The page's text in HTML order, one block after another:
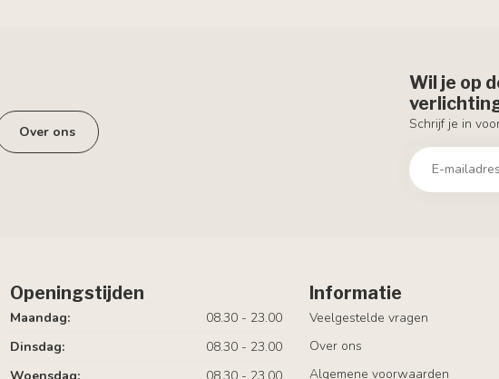
Over ons
Wil je op
Schrijf je in
Openingstijden
Maandag:
08.30 - 23.00
Dinsdag:
08.30 - 23.00
Informatie
Veelgestelde vragen
Over ons
Algemene voorwaarden